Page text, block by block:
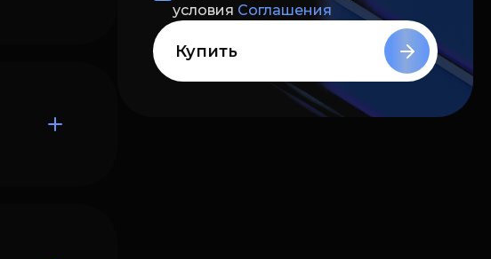
условия Соглашения
Купить